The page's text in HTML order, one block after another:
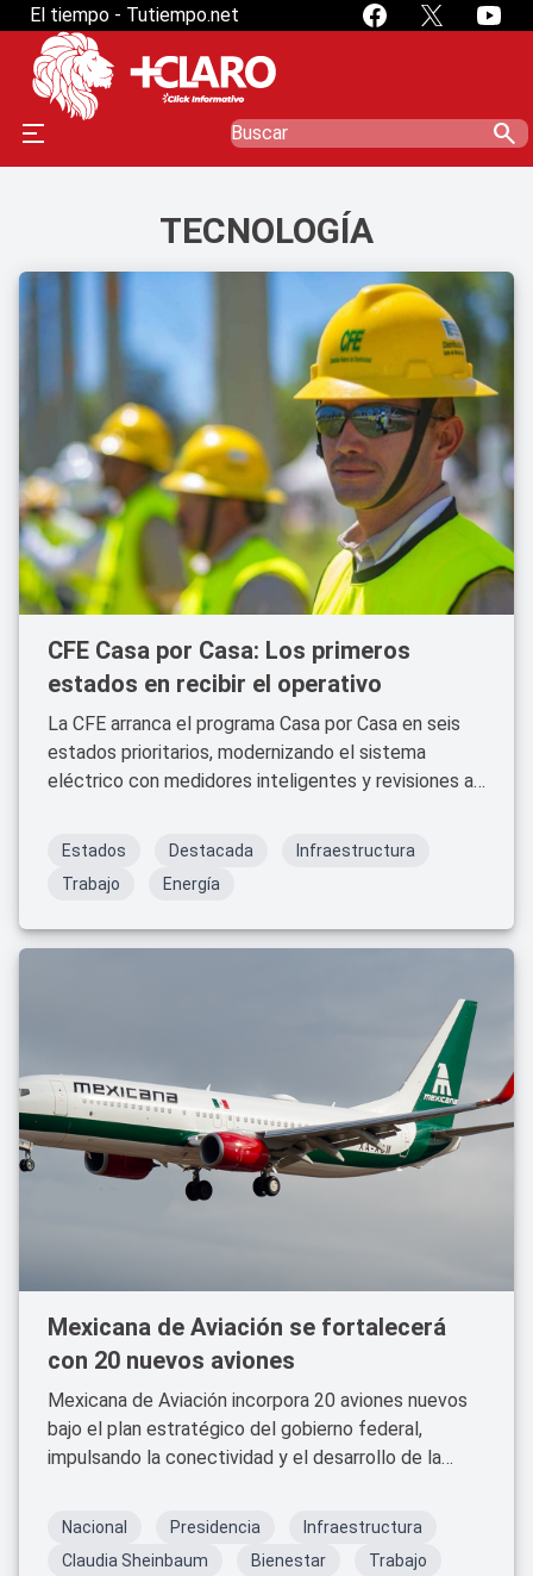
El tiempo - Tutiempo.net
search
TECNOLOGÍA
CFE Casa por Casa: Los primeros
estados en recibir el operativo
La CFE arranca el programa Casa por Casa en seis
estados prioritarios, modernizando el sistema
eléctrico con medidores inteligentes y revisiones a
Estados Destacada
Infraestructura
Trabajo
Energía
Mexicana de Aviación se fortalecerá
con 20 nuevos aviones
Mexicana de Aviación incorpora 20 aviones nuevos
bajo el plan estratégico del gobierno federal,
impulsando la conectividad y el desarrollo de la
Nacional Presidencia
Infraestructura
Claudia Sheinbaum
Bienestar
Trabajo